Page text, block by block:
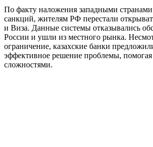
По факту наложения западными странами
санкций, жителям РФ перестали
и Виза. Данные системы отказывались
России и ушли из местного рынка.
ограничение, казахские банки
эффективное решение проблемы, помогая
сложностями.